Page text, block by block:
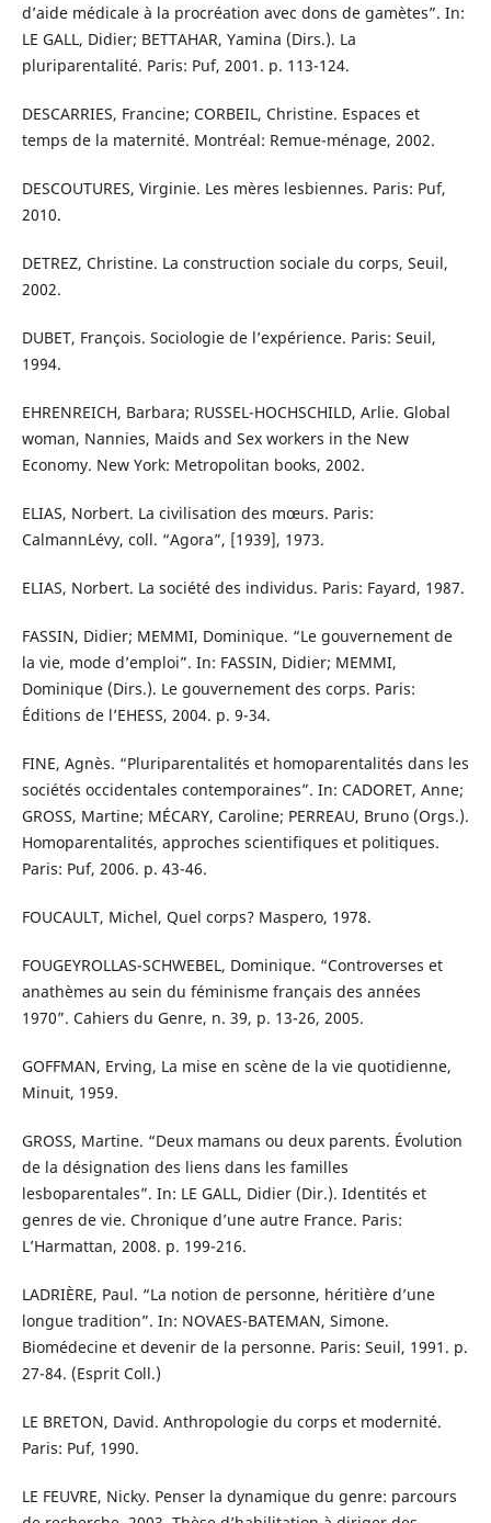
d’aide médicale à la procréation avec dons de gamètes”. In:
LE GALL, Didier; BETTAHAR, Yamina (Dirs.). La
pluriparentalité. Paris: Puf, 2001. p. 113-124.
DESCARRIES, Francine; CORBEIL, Christine. Espaces et
temps de la maternité. Montréal: Remue-ménage, 2002.
DESCOUTURES, Virginie. Les mères lesbiennes. Paris: Puf,
2010.
DETREZ, Christine. La construction sociale du corps, Seuil,
2002.
DUBET, François. Sociologie de l’expérience. Paris: Seuil,
1994.
EHRENREICH, Barbara; RUSSEL-HOCHSCHILD, Arlie. Global
woman, Nannies, Maids and Sex workers in the New
Economy. New York: Metropolitan books, 2002.
ELIAS, Norbert. La civilisation des mœurs. Paris:
CalmannLévy, coll. “Agora”, [1939], 1973.
ELIAS, Norbert. La société des individus. Paris: Fayard, 1987.
FASSIN, Didier; MEMMI, Dominique. “Le gouvernement de
la vie, mode d’emploi”. In: FASSIN, Didier; MEMMI,
Dominique (Dirs.). Le gouvernement des corps. Paris:
Éditions de l’EHESS, 2004. p. 9-34.
FINE, Agnès. “Pluriparentalités et homoparentalités dans les
sociétés occidentales contemporaines”. In: CADORET, Anne;
GROSS, Martine; MÉCARY, Caroline; PERREAU, Bruno (Orgs.).
Homoparentalités, approches scientifiques et politiques.
Paris: Puf, 2006. p. 43-46.
FOUCAULT, Michel, Quel corps? Maspero, 1978.
FOUGEYROLLAS-SCHWEBEL, Dominique. “Controverses et
anathèmes au sein du féminisme français des années
1970”. Cahiers du Genre, n. 39, p. 13-26, 2005.
GOFFMAN, Erving, La mise en scène de la vie quotidienne,
Minuit, 1959.
GROSS, Martine. “Deux mamans ou deux parents. Évolution
de la désignation des liens dans les familles
lesboparentales”. In: LE GALL, Didier (Dir.). Identités et
genres de vie. Chronique d’une autre France. Paris:
L’Harmattan, 2008. p. 199-216.
LADRIÈRE, Paul. “La notion de personne, héritière d’une
longue tradition”. In: NOVAES-BATEMAN, Simone.
Biomédecine et devenir de la personne. Paris: Seuil, 1991. p.
27-84. (Esprit Coll.)
LE BRETON, David. Anthropologie du corps et modernité.
Paris: Puf, 1990.
LE FEUVRE, Nicky. Penser la dynamique du genre: parcours